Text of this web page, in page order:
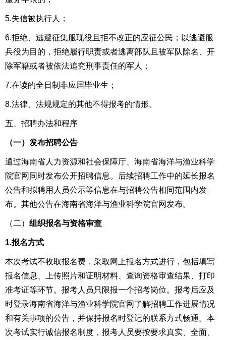
5.失信被执行人；
6.拒绝、逃避征集服现役且拒不改正的应征公民；以逃避服
兵役为目的，拒绝履行职责或者逃离部队且被军队除名、开
除军籍或者被依法追究刑事责任的军人；
7.在读的全日制非应届毕业生；
8.法律、法规规定的其他不得报考的情形。
五、招聘办法和程序
（一）发布招聘公告
通过海南省人力资源和社会保障厅、海南省海洋与渔业科学
院官网同时发布公开招聘信息。后续招聘工作中的延长报名
公告和拟聘用人员公示等信息在与招聘公告相同范围内发
布。其他公告在海南省海洋与渔业科学院官网发布。
（二） 组织报名与资格审查
1.报名方式
本次考试不收取报名费，采取网上报名方式进行，包括填写
报名信息、上传照片和证明材料、查询资格审查结果、打印
准考证等环节。报考人员只限报一个招考岗位。报考后应及
时登录海南省海洋与渔业科学院官网了解招聘工作进展情况
和有关事项的公告，并保持报名时登记的联系方式畅通。本
次考试实行诚信报名制度，报考人员要按要求真实、全面、